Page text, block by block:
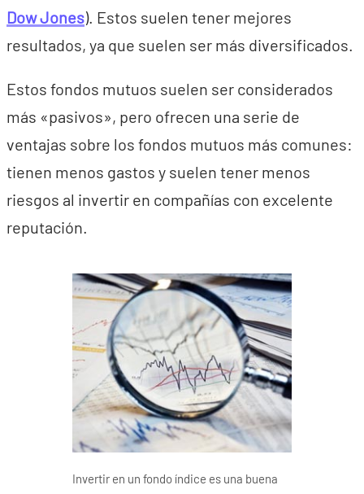
Dow Jones). Estos suelen tener mejores
resultados, ya que suelen ser más diversificados.
Estos fondos mutuos suelen ser considerados
más «pasivos», pero ofrecen una serie de
ventajas sobre los fondos mutuos más comunes:
tienen menos gastos y suelen tener menos
riesgos al invertir en compañías con excelente
reputación.
Invertir en un fondo índice es una buena